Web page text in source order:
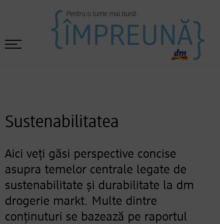
Sustenabilitatea
Aici veți găsi perspective concise
asupra temelor centrale legate de
sustenabilitate și durabilitate la dm
drogerie markt. Multe dintre
conținuturi se bazează pe raportul